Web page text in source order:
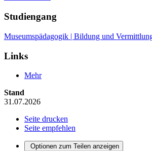
Studiengang
Museumspädagogik | Bildung und
Links
Mehr
Stand
31.07.2026
Seite drucken
Seite empfehlen
Optionen zum Teilen anzeigen